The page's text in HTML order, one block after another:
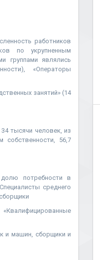
работников
по укрупненным
группами являлись
«Операторы
занятий» (14
тысячи человек, из
собственности, 56,7
долю потребности в
среднего
и машин, сборщики и